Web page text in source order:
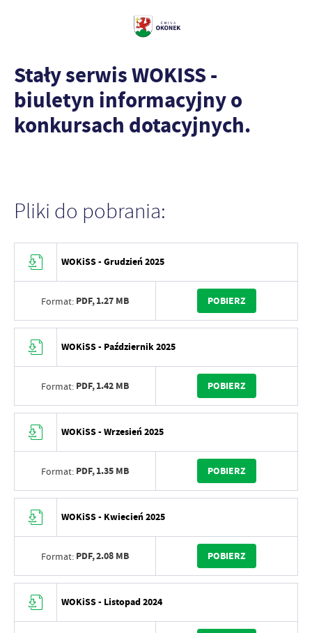
Stały serwis WOKISS -
biuletyn informacyjny o
konkursach dotacyjnych.
Pliki do pobrania:
WOKiSS - Grudzień 2025
Format: PDF,1.27 MB POBIERZ
WOKiSS - Październik 2025
Format: PDF,1.42 MB POBIERZ
WOKiSS - Wrzesień 2025
Format: PDF,1.35 MB POBIERZ
WOKiSS - Kwiecień 2025
Format: PDF,2.08 MB POBIERZ
WOKiSS - Listopad 2024